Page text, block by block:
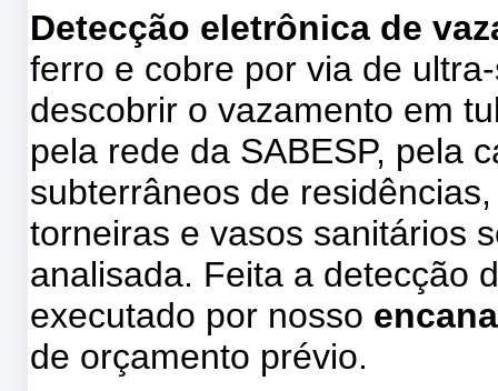
Detecção eletrônica de
ferro e cobre por via de
descobrir o vazamento em
pela rede da SABESP, pela
subterrâneos de
torneiras e vasos sanitários
analisada. Feita a detecção
executado por nosso
de orçamento prévio.